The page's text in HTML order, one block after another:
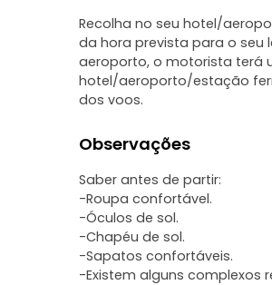
Recolha no seu hotel/
da hora prevista para o seu
aeroporto, o motorista terá
hotel/aeroporto/estação
dos voos.
Observações
Saber antes de partir:
-Roupa confortável.
-Óculos de sol.
-Chapéu de sol.
-Sapatos confortáveis.
-Existem alguns complexos